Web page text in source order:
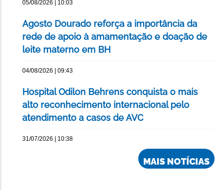
05/08/2026 | 10:03
Agosto Dourado reforça a importância da
rede de apoio à amamentação e doação de
leite materno em BH
04/08/2026 | 09:43
Hospital Odilon Behrens conquista o mais
alto reconhecimento internacional pelo
atendimento a casos de AVC
31/07/2026 | 10:38
MAIS NOTÍCIAS